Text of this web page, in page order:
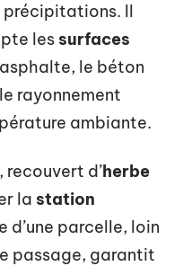
Il
les surfaces
le béton
rayonnement
ambiante.
d’herbe
la station
d’une parcelle, loin
passage, garantit